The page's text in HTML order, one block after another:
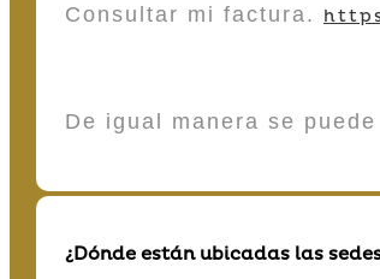
Consultar mi factura.
De igual manera se
¿Dónde están ubicadas las